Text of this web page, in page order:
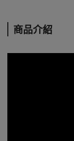
商品介紹